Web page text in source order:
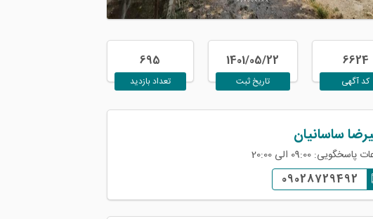
6624
کد آگهی
1401/05/22
تاریخ ثبت
695
تعداد بازدید
ساسانیان
پاسخگویی: 09:00 الی 20:00
09028729492